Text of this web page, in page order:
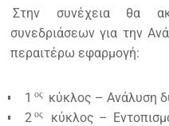
Στην συνέχεια θα
συνεδριάσεων για την
περαιτέρω εφαρμογή:
1 ος κύκλος – Ανάλυση
2 ος
κύκλος –